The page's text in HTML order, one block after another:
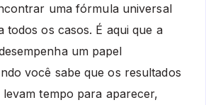
uma fórmula universal
todos os casos. É aqui que a
um papel
você sabe que os resultados
levam tempo para aparecer,